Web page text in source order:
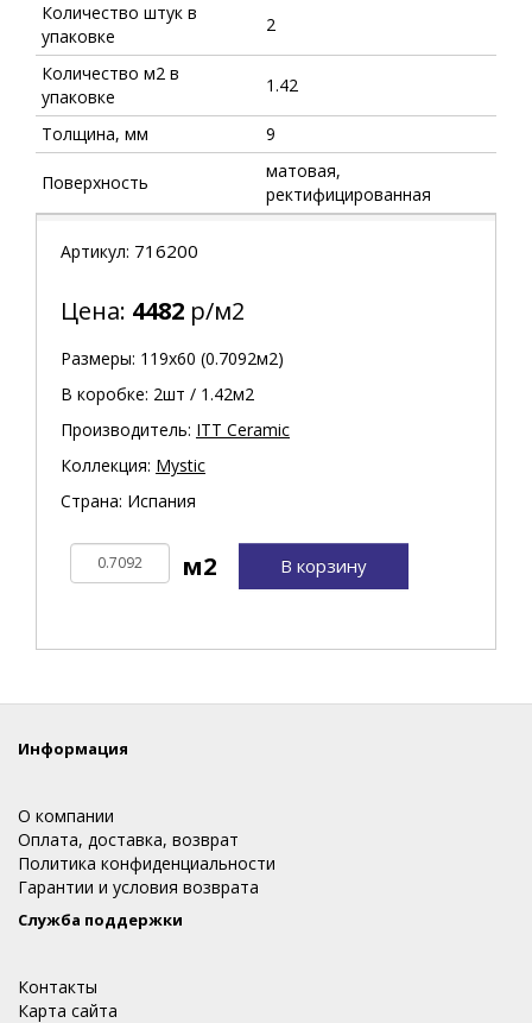
Количество штук в
упаковке
2
Количество м2 в
упаковке
1.42
Толщина, мм 9
Поверхность
матовая,
ректифицированная
Артикул: 716200
Цена: 4482 р/м2
Размеры: 119х60 (0.7092м2)
В коробке: 2шт / 1.42м2
Производитель: ITT Ceramic
Коллекция: Mystic
Страна: Испания
В корзину
Информация
О компании
Оплата, доставка, возврат
Политика конфиденциальности
Гарантии и условия возврата
Служба поддержки
Контакты
Карта сайта